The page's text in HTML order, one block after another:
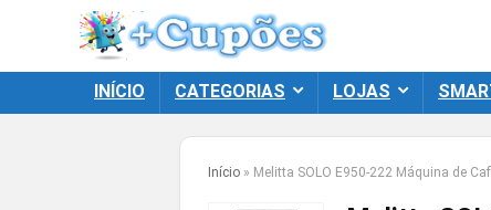
INÍCIO CATEGORIAS LOJAS
Início » Melitta SOLO E950-222 Máquina de